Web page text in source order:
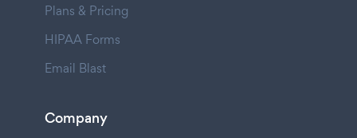
Plans & Pricing
HIPAA Forms
Email Blast
Company